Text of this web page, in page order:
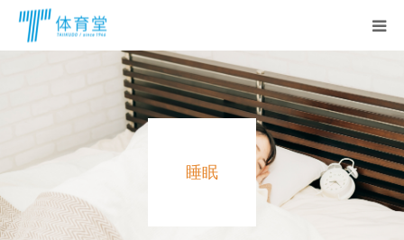
睡眠
体育堂のコンセプト
アーユルヴェーダ